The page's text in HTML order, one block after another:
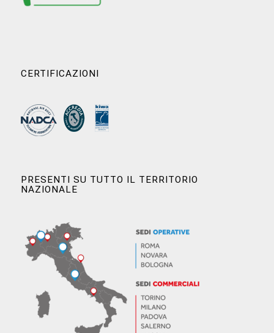
CERTIFICAZIONI
PRESENTI SU TUTTO IL TERRITORIO
NAZIONALE